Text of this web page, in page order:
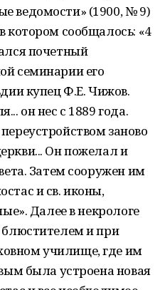
ведомости» (1900, № 9)
котором сообщалось: «4
почетный
семинарии его
купец Ф.Е. Чижов.
он нес с 1889 года.
заново
Он пожелал и
Затем сооружен им
и св. иконы,
Далее в некрологе
и при
училище, где им
была устроена новая